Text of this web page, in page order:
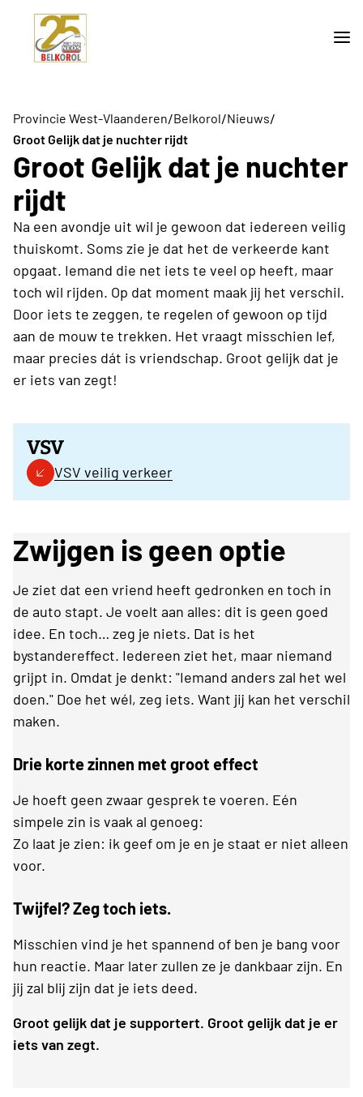
Provincie West-Vlaanderen/Belkorol/Nieuws/
Groot Gelijk dat je nuchter rijdt
Groot Gelijk dat je nuchter
rijdt
Na een avondje uit wil je gewoon dat iedereen veilig
thuiskomt. Soms zie je dat het de verkeerde kant
opgaat. Iemand die net iets te veel op heeft, maar
toch wil rijden. Op dat moment maak jij het verschil.
Door iets te zeggen, te regelen of gewoon op tijd
aan de mouw te trekken. Het vraagt misschien lef,
maar precies dát is vriendschap. Groot gelijk dat je
er iets van zegt!
VSV
VSV veilig verkeer
Zwijgen is geen optie
Je ziet dat een vriend heeft gedronken en toch in
de auto stapt. Je voelt aan alles: dit is geen goed
idee. En toch… zeg je niets. Dat is het
bystandereffect. Iedereen ziet het, maar niemand
grijpt in. Omdat je denkt: "Iemand anders zal het wel
doen." Doe het wél, zeg iets. Want jij kan het verschil
maken.
Drie korte zinnen met groot effect
Je hoeft geen zwaar gesprek te voeren. Eén
simpele zin is vaak al genoeg:
Zo laat je zien: ik geef om je en je staat er niet alleen
voor.
Twijfel? Zeg toch iets.
Misschien vind je het spannend of ben je bang voor
hun reactie. Maar later zullen ze je dankbaar zijn. En
jij zal blij zijn dat je iets deed.
Groot gelijk dat je supportert. Groot gelijk dat je er
iets van zegt.